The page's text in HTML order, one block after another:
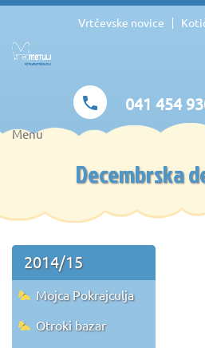
Vrtčevske novice
041 454
Menu
Decembrska
2014/15
Mojca Pokrajculja
Otroki bazar